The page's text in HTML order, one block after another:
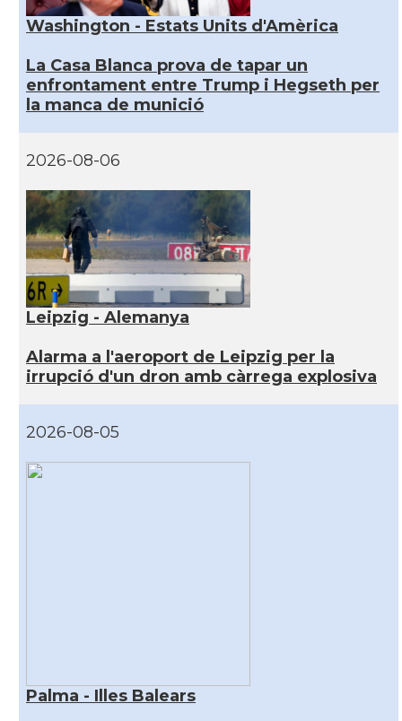
Washington - Estats Units d'Amèrica
La Casa Blanca prova de tapar un
enfrontament entre Trump i Hegseth per
la manca de munició
2026-08-06
Leipzig - Alemanya
Alarma a l'aeroport de Leipzig per la
irrupció d'un dron amb càrrega explosiva
2026-08-05
Palma - Illes Balears